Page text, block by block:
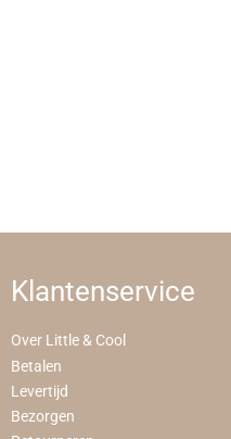
Klantenservice
Over Little & Cool
Betalen
Levertijd
Bezorgen